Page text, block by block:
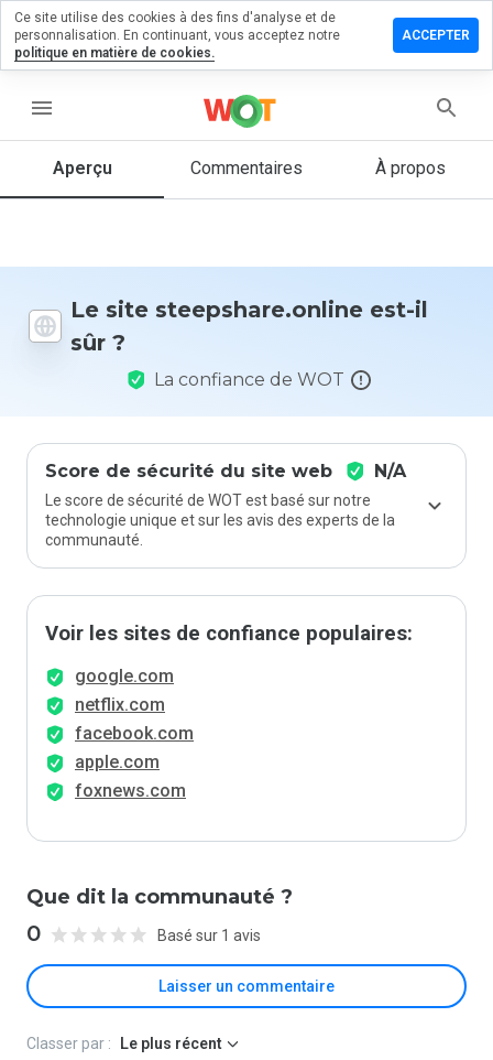
menu
Aperçu Commentaires À propos
Le site steepshare.online est-il
sûr ?
La confiance de WOT
Score de sécurité du site web N/A
Le score de sécurité de WOT est basé sur notre
technologie unique et sur les avis des experts de la
communauté.
Voir les sites de confiance populaires:
google.com
netflix.com
facebook.com
apple.com
foxnews.com
Que dit la communauté ?
0 Basé sur 1 avis
Laisser un commentaire
un
sur
Quelle
donneriez-
Classer par : Le plus récent
Ce site utilise des cookies à des fins d'analyse et de
personnalisation. En continuant, vous acceptez notre
politique en matière de cookies.
ACCEPTER